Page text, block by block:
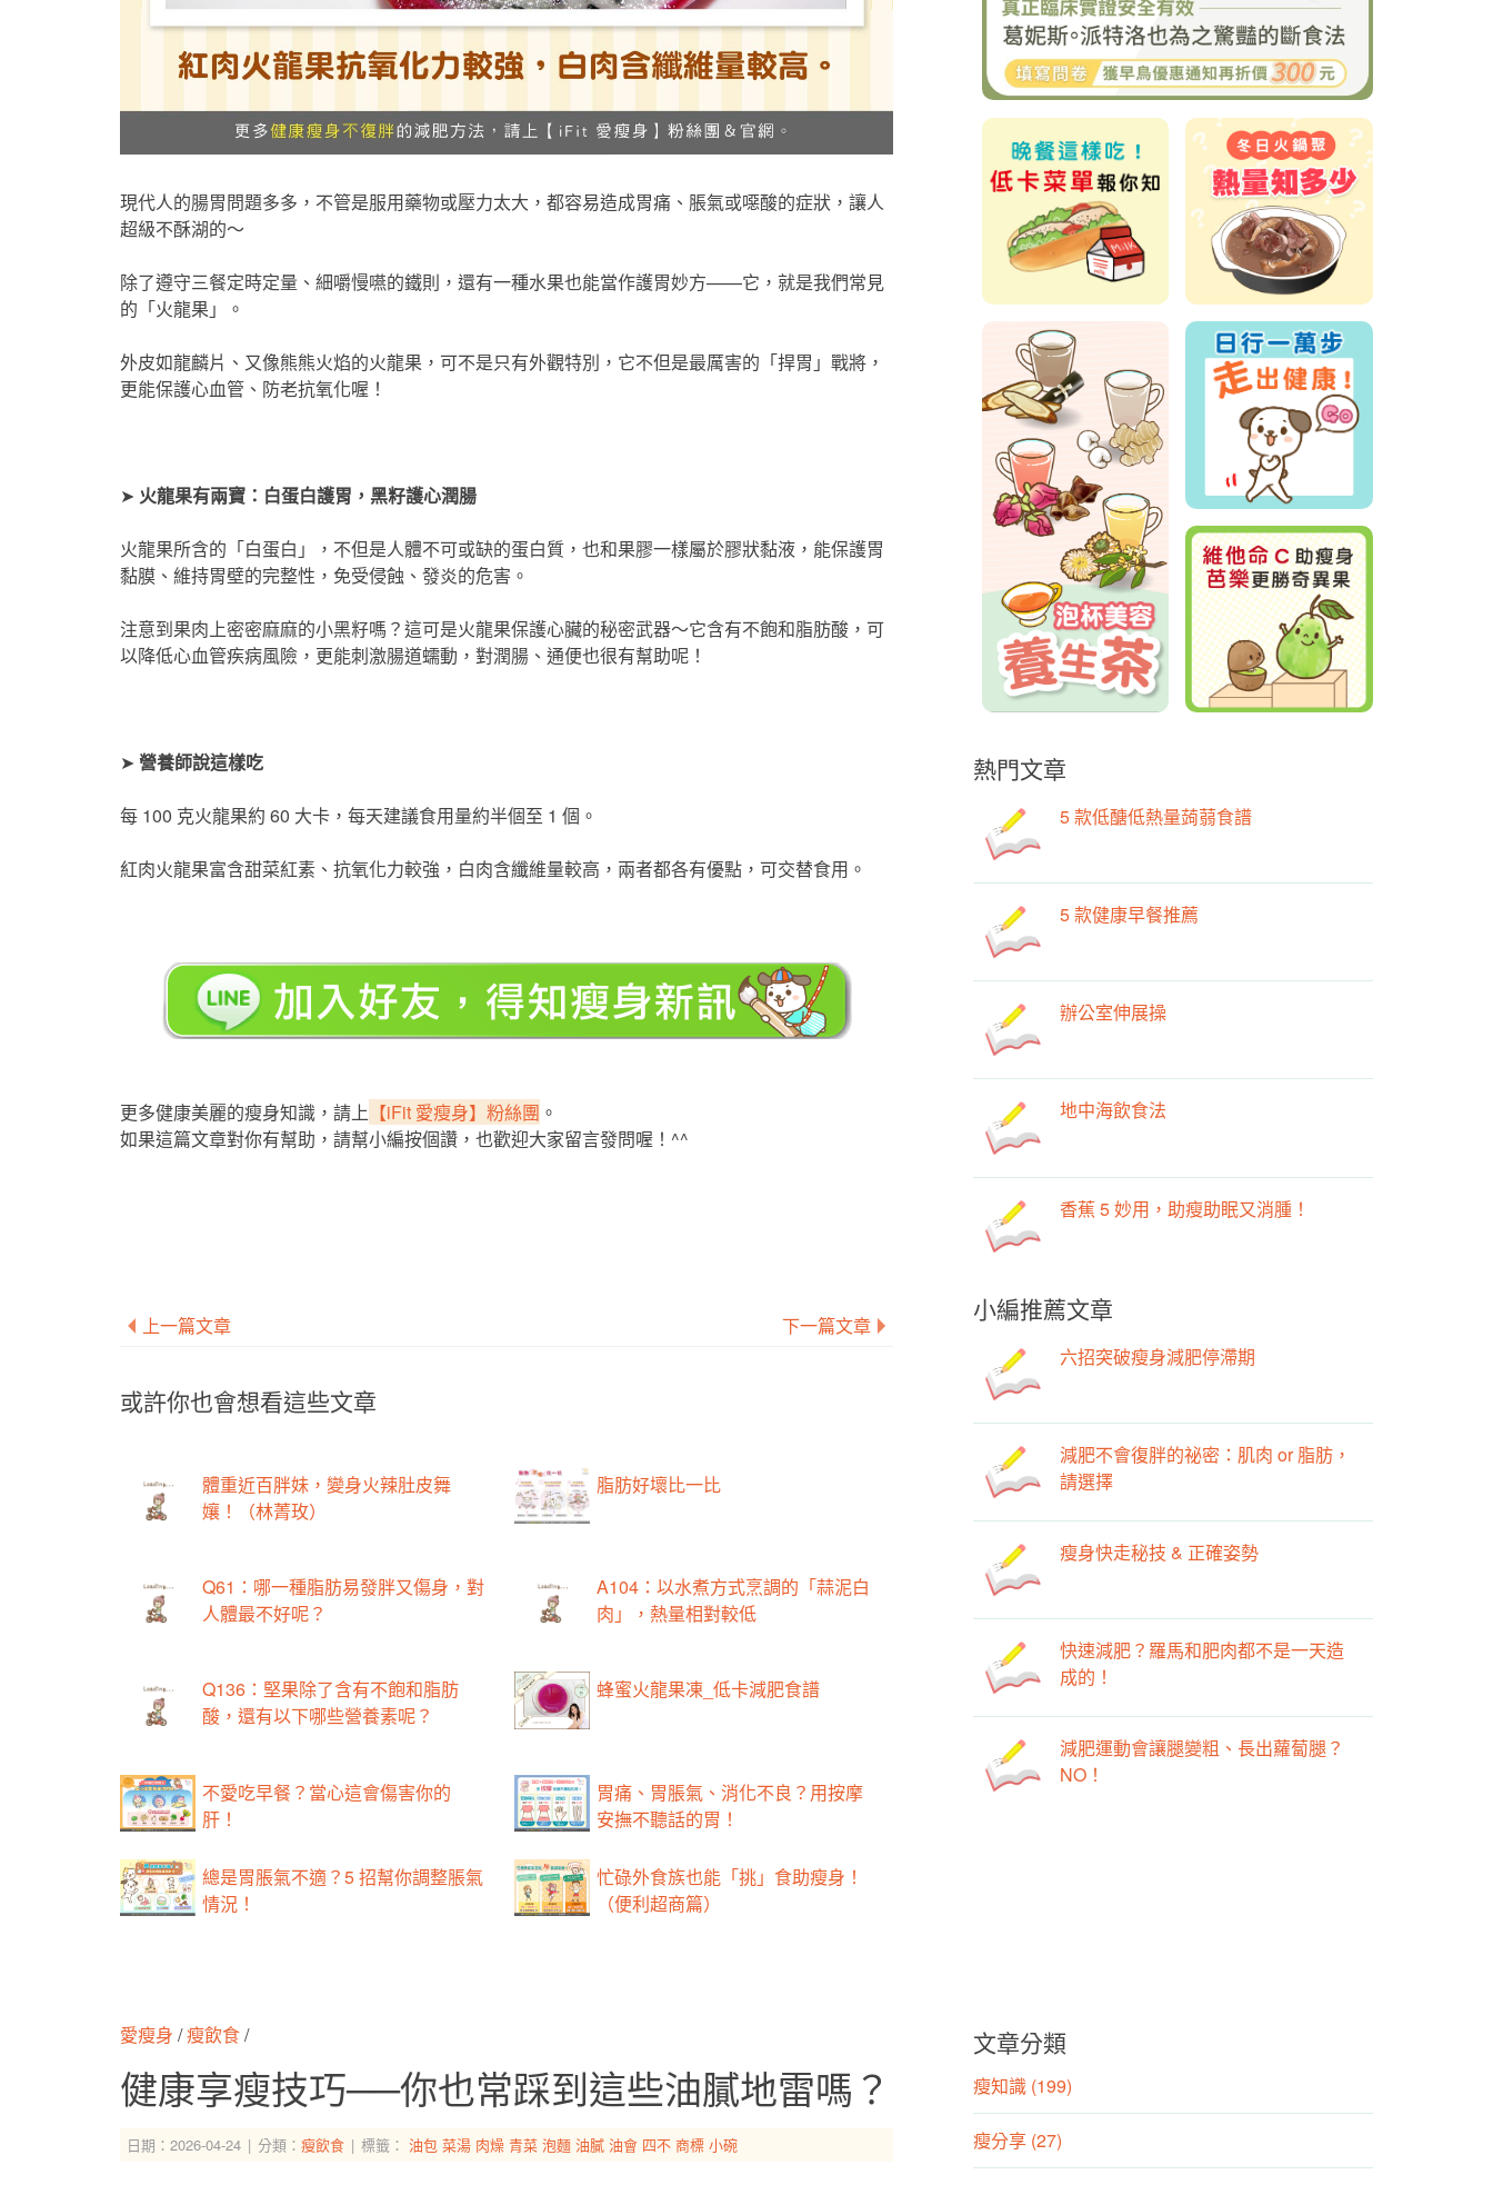
現代人的腸胃問題多多，不管是服用藥物或壓力太大，都容易造成胃痛、脹氣或噁酸的症狀，讓人
超級不酥湖的～
除了遵守三餐定時定量、細嚼慢嚥的鐵則，還有一種水果也能當作護胃妙方——它，就是我們常見
的「火龍果」。
外皮如龍麟片、又像熊熊火焰的火龍果，可不是只有外觀特別，它不但是最厲害的「捍胃」戰將，
更能保護心血管、防老抗氧化喔！
➤ 火龍果有兩寶：白蛋白護胃，黑籽護心潤腸
火龍果所含的「白蛋白」，不但是人體不可或缺的蛋白質，也和果膠一樣屬於膠狀黏液，能保護胃
黏膜、維持胃壁的完整性，免受侵蝕、發炎的危害。
注意到果肉上密密麻麻的小黑籽嗎？這可是火龍果保護心臟的秘密武器～它含有不飽和脂肪酸，可
以降低心血管疾病風險，更能刺激腸道蠕動，對潤腸、通便也很有幫助呢！
➤ 營養師說這樣吃
每 100 克火龍果約 60 大卡，每天建議食用量約半個至 1 個。
紅肉火龍果富含甜菜紅素、抗氧化力較強，白肉含纖維量較高，兩者都各有優點，可交替食用。
更多健康美麗的瘦身知識，請上 【iFit 愛瘦身】粉絲團 。
如果這篇文章對你有幫助，請幫小編按個讚，也歡迎大家留言發問喔！^^
上一篇文章 下一篇文章
或許你也會想看這些文章
體重近百胖妹，變身火辣肚皮舞
孃！（林菁玫）
脂肪好壞比一比
Q61：哪一種脂肪易發胖又傷身，對
人體最不好呢？
A104：以水煮方式烹調的「蒜泥白
肉」，熱量相對較低
Q136：堅果除了含有不飽和脂肪
酸，還有以下哪些營養素呢？
蜂蜜火龍果凍_低卡減肥食譜
不愛吃早餐？當心這會傷害你的
肝！
胃痛、胃脹氣、消化不良？用按摩
安撫不聽話的胃！
總是胃脹氣不適？5 招幫你調整脹氣
情況！
忙碌外食族也能「挑」食助瘦身！
（便利超商篇）
熱門文章
5 款低醣低熱量蒟蒻食譜
5 款健康早餐推薦
辦公室伸展操
地中海飲食法
香蕉 5 妙用，助瘦助眠又消腫！
小編推薦文章
六招突破瘦身減肥停滯期
減肥不會復胖的祕密：肌肉 or 脂肪，
請選擇
瘦身快走秘技 & 正確姿勢
快速減肥？羅馬和肥肉都不是一天造
成的！
減肥運動會讓腿變粗、長出蘿蔔腿？
NO！
愛瘦身 /瘦飲食/
健康享瘦技巧──你也常踩到這些油膩地雷嗎？
日期：2026-04-24 分類： 瘦飲食 標籤： 油包 菜湯 肉燥 青菜 泡麵 油膩 油會 四不 商標 小碗
文章分類
瘦知識 (199)
瘦分享 (27)